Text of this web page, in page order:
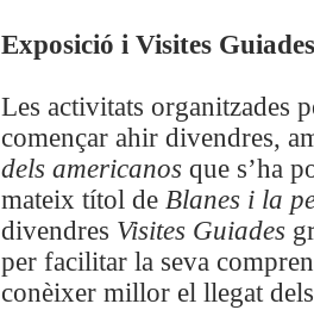
Exposició i Visites
Les activitats organitzades
començar ahir divendres,
dels americanosque s’ha
mateix títol de Blanes i la
divendres Visites Guiades
per facilitar la seva
conèixer millor el llegat